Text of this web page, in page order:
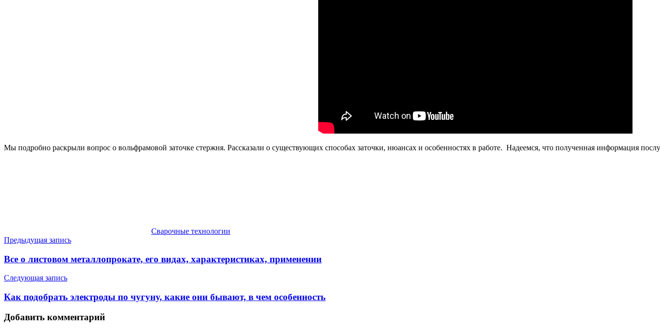
Мы подробно раскрыли вопрос о вольфрамовой заточке стержня. Рассказали о существующих способах заточки, нюансах и особенностях в работе. Надеемся, что полученная информация
Сварочные технологии
Навигация
по
Предыдущая запись
Все о листовом металлопрокате, его видах, характеристиках, применении
Следующая запись
Как подобрать электроды по чугуну, какие они бывают, в чем особенность
Добавить комментарий